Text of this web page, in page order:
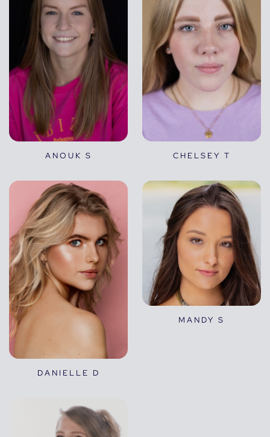
ANOUK S CHELSEY T
DANIELLE D
MANDY S